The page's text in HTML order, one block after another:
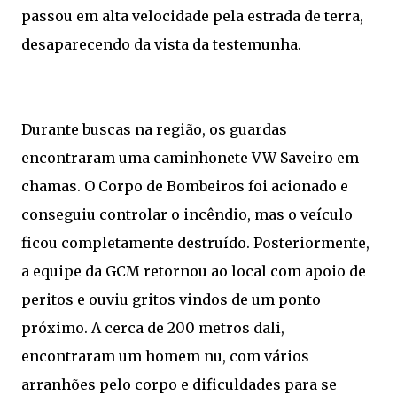
passou em alta velocidade pela estrada de terra,
desaparecendo da vista da testemunha.
Durante buscas na região, os guardas
encontraram uma caminhonete VW Saveiro em
chamas. O Corpo de Bombeiros foi acionado e
conseguiu controlar o incêndio, mas o veículo
ficou completamente destruído. Posteriormente,
a equipe da GCM retornou ao local com apoio de
peritos e ouviu gritos vindos de um ponto
próximo. A cerca de 200 metros dali,
encontraram um homem nu, com vários
arranhões pelo corpo e dificuldades para se